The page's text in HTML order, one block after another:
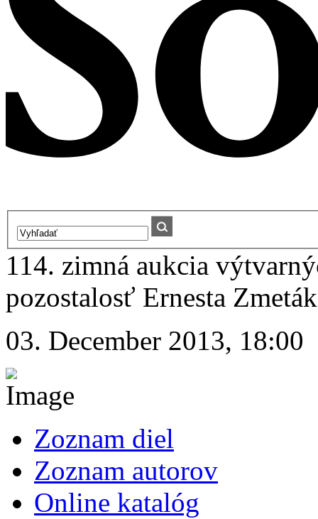
114. zimná aukcia
pozostalosť Ernesta
03. December 2013, 18:00
Zoznam diel
Zoznam autorov
Online katalóg